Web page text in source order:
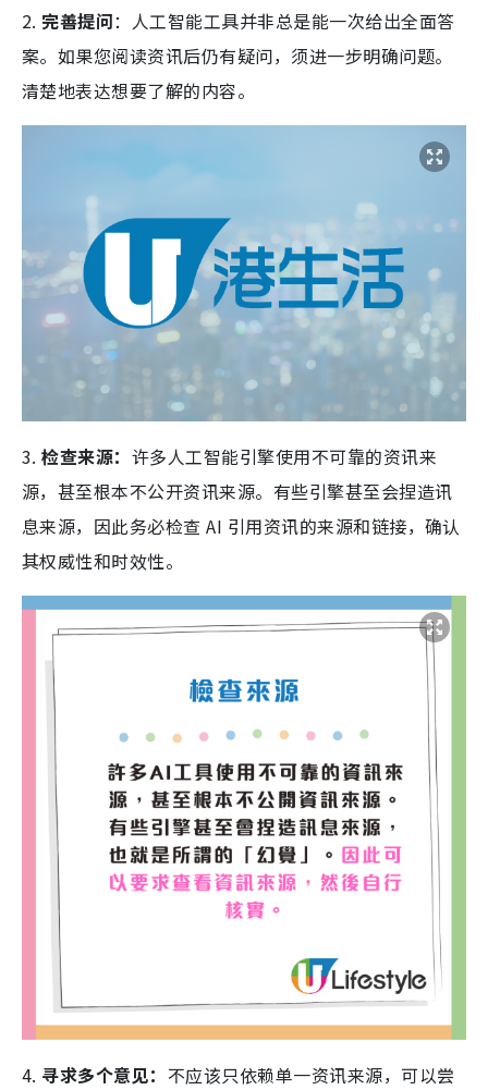
2. 完善提问：人工智能工具并非总是能一次给出全面答
案。如果您阅读资讯后仍有疑问，须进一步明确问题。
清楚地表达想要了解的内容。
3. 检查来源： 许多人工智能引擎使用不可靠的资讯来
源，甚至根本不公开资讯来源。有些引擎甚至会捏造讯
息来源，因此务必检查 AI 引用资讯的来源和链接，确认
其权威性和时效性。
4. 寻求多个意见： 不应该只依赖单一资讯来源，可以尝